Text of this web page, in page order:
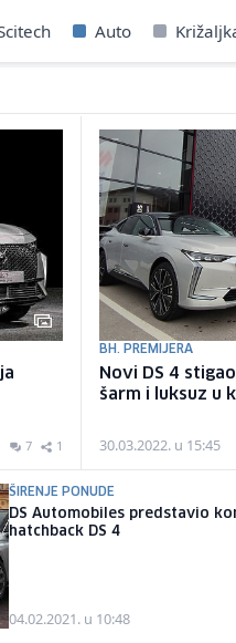
Auto
7 1
BH. PREMIJERA
Novi DS 4
šarm i luksuz u
30.03.2022. u 15:45
ŠIRENJE PONUDE
DS Automobiles predstavio
hatchback DS 4
04.02.2021. u 10:48